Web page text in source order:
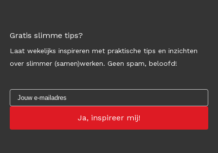
Gratis slimme tips?
Laat wekelijks inspireren met praktische tips en inzichten
over slimmer (samen)werken. Geen spam, beloofd!